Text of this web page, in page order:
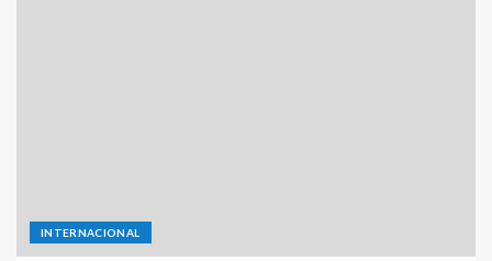
INTERNACIONAL